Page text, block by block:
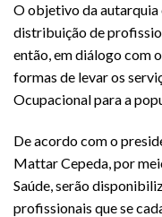
O objetivo da autarquia
distribuição de
então, em diálogo com
formas de levar os
Ocupacional para a
De acordo com o
Mattar Cepeda, por
Saúde, serão
profissionais que se